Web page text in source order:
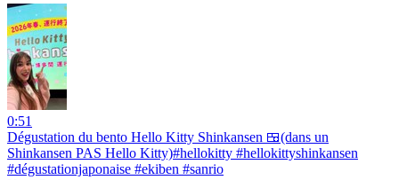
0:51
Dégustation du bento Hello Kitty Shinkansen 🍱(dans un
Shinkansen PAS Hello Kitty)#hellokitty #hellokittyshinkansen
#dégustationjaponaise #ekiben #sanrio